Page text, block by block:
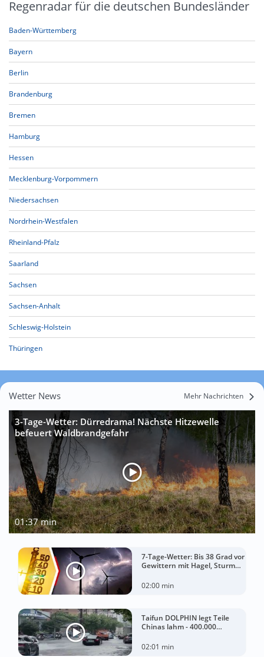
Regenradar für die deutschen Bundesländer
Baden-Württemberg
Bayern
Berlin
Brandenburg
Bremen
Hamburg
Hessen
Mecklenburg-Vorpommern
Niedersachsen
Nordrhein-Westfalen
Rheinland-Pfalz
Saarland
Sachsen
Sachsen-Anhalt
Schleswig-Holstein
Thüringen
Wetter News Mehr Nachrichten
3-Tage-Wetter: Dürredrama! Nächste Hitzewelle
befeuert Waldbrandgefahr
01:37 min
7-Tage-Wetter: Bis 38 Grad vor
Gewittern mit Hagel, Sturm
02:00 min
Taifun DOLPHIN legt Teile
Chinas lahm - 400.000
verlassen
02:01 min